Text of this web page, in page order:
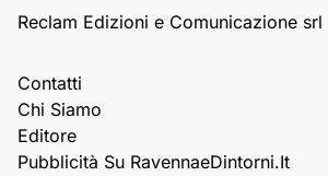
Reclam Edizioni e Comunicazione srl
Contatti
Chi Siamo
Editore
Pubblicità Su RavennaeDintorni.it